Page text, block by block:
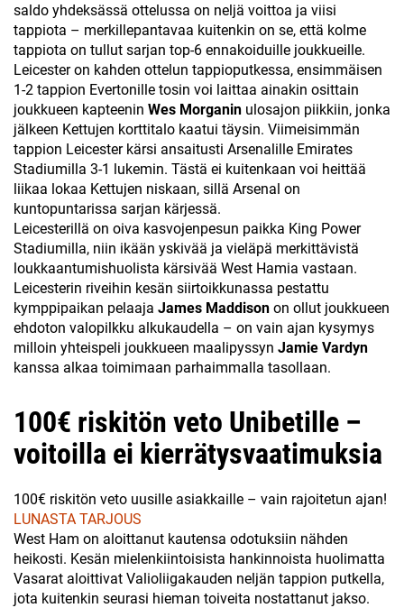
saldo yhdeksässä ottelussa on neljä voittoa ja viisi
tappiota – merkillepantavaa kuitenkin on se, että kolme
tappiota on tullut sarjan top-6 ennakoiduille joukkueille.
Leicester on kahden ottelun tappioputkessa, ensimmäisen
1-2 tappion Evertonille tosin voi laittaa ainakin osittain
joukkueen kapteenin Wes Morganin ulosajon piikkiin, jonka
jälkeen Kettujen korttitalo kaatui täysin. Viimeisimmän
tappion Leicester kärsi ansaitusti Arsenalille Emirates
Stadiumilla 3-1 lukemin. Tästä ei kuitenkaan voi heittää
liikaa lokaa Kettujen niskaan, sillä Arsenal on
kuntopuntarissa sarjan kärjessä.
Leicesterillä on oiva kasvojenpesun paikka King Power
Stadiumilla, niin ikään yskivää ja vieläpä merkittävistä
loukkaantumishuolista kärsivää West Hamia vastaan.
Leicesterin riveihin kesän siirtoikkunassa pestattu
kymppipaikan pelaaja James Maddison on ollut joukkueen
ehdoton valopilkku alkukaudella – on vain ajan kysymys
milloin yhteispeli joukkueen maalipyssyn Jamie Vardyn
kanssa alkaa toimimaan parhaimmalla tasollaan.
100€ riskitön veto Unibetille –
voitoilla ei kierrätysvaatimuksia
100€ riskitön veto uusille asiakkaille – vain rajoitetun ajan!
LUNASTA TARJOUS
West Ham on aloittanut kautensa odotuksiin nähden
heikosti. Kesän mielenkiintoisista hankinnoista huolimatta
Vasarat aloittivat Valioliigakauden neljän tappion putkella,
jota kuitenkin seurasi hieman toiveita nostattanut jakso.